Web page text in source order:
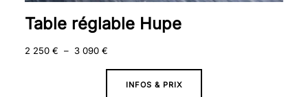
Table réglable Hupe
2 250 € – 3 090 €
INFOS & PRIX